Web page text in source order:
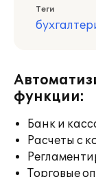
Теги
функции:
Банк и
Расчеты с
Торговые